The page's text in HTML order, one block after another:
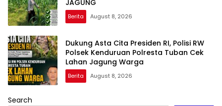
JAGUNG
Berita August 8, 2026
Dukung Asta Cita Presiden RI, Polisi RW
Polsek Kenduruan Polresta Tuban Cek
Lahan Jagung Warga
Berita August 8, 2026
Search